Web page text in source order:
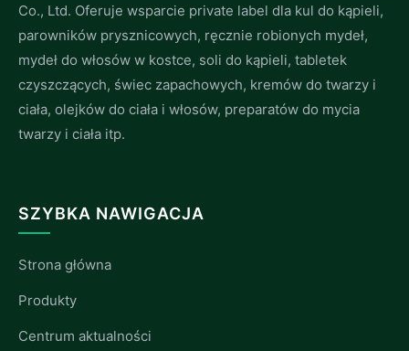
Co., Ltd. Oferuje wsparcie private label dla kul do kąpieli,
parowników prysznicowych, ręcznie robionych mydeł,
mydeł do włosów w kostce, soli do kąpieli, tabletek
czyszczących, świec zapachowych, kremów do twarzy i
ciała, olejków do ciała i włosów, preparatów do mycia
twarzy i ciała itp.
SZYBKA NAWIGACJA
Strona główna
Produkty
Centrum aktualności